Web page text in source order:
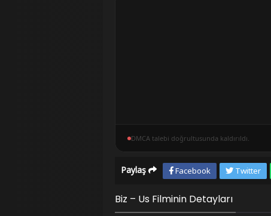
DMCA talebi doğrultusunda kaldırıldı.
Paylaş Facebook Twitter
Biz – Us Filminin Detayları